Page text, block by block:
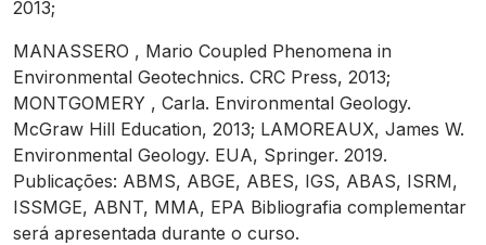
2013;
MANASSERO , Mario Coupled Phenomena in
Environmental Geotechnics. CRC Press, 2013;
MONTGOMERY , Carla. Environmental Geology.
McGraw Hill Education, 2013; LAMOREAUX, James W.
Environmental Geology. EUA, Springer. 2019.
Publicações: ABMS, ABGE, ABES, IGS, ABAS, ISRM,
ISSMGE, ABNT, MMA, EPA Bibliografia complementar
será apresentada durante o curso.